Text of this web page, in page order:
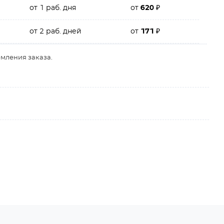
от 1 раб. дня от620₽
от 2 раб. дней от 171₽
заказа.